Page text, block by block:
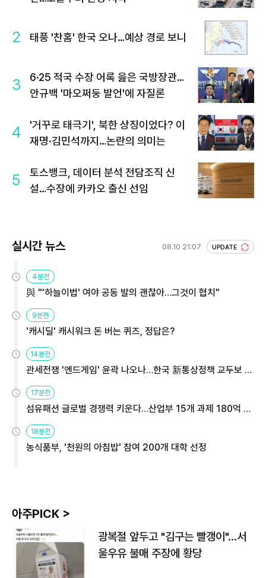
2 태풍 '찬홈' 한국 오나…예상 경로 보니
3
6·25 적국 수장 어록 읊은 국방장관…
안규백 '마오쩌둥 발언'에 자질론
4
'거꾸로 태극기', 북한 상징이었다? 이
재명·김민석까지…논란의 의미는
5
토스뱅크, 데이터 분석 전담조직 신
설…수장에 카카오 출신 선임
실시간 뉴스 08.10 21:07 UPDATE
4분전
與 "'하늘이법' 여야 공동 발의 괜찮아…그것이 협치"
9분전
'캐시딜' 캐시워크 돈 버는 퀴즈, 정답은?
14분전
관세전쟁 '엔드게임' 윤곽 나오나…한국 新통상정책 교두보 활
17분전
섬유패션 글로벌 경쟁력 키운다…산업부 15개 과제 180억 지
18분전
농식품부, '천원의 아침밥' 참여 200개 대학 선정
아주PICK >
광복절 앞두고 "김구는 빨갱이"…서
울우유 불매 주장에 황당